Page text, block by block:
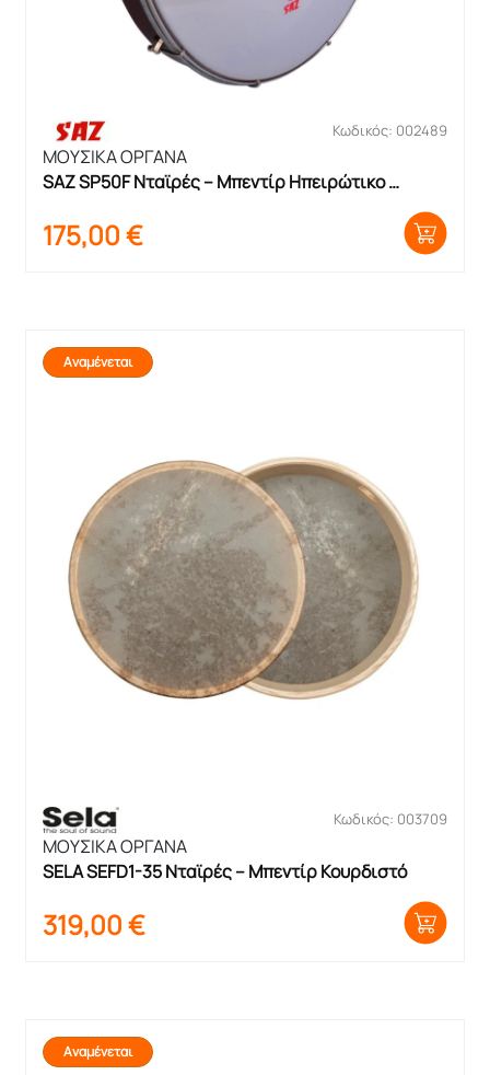
Κωδικός: 002489
ΜΟΥΣΙΚΑ ΟΡΓΑΝΑ
SAZ SP50F Νταϊρές – Μπεντίρ Ηπειρώτικο
175,00€
Αναμένεται
Κωδικός: 003709
ΜΟΥΣΙΚΑ ΟΡΓΑΝΑ
SELA SEFD1-35 Νταϊρές – Μπεντίρ Κουρδιστό
319,00€
Αναμένεται